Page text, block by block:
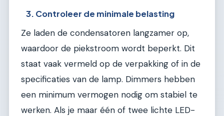
3. Controleer de minimale belasting
Ze laden de condensatoren langzamer op,
waardoor de piekstroom wordt beperkt. Dit
staat vaak vermeld op de verpakking of in de
specificaties van de lamp. Dimmers hebben
een minimum vermogen nodig om stabiel te
werken. Als je maar één of twee lichte LED-